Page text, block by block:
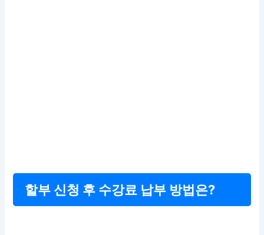
할부 신청 후 수강료 납부 방법은?